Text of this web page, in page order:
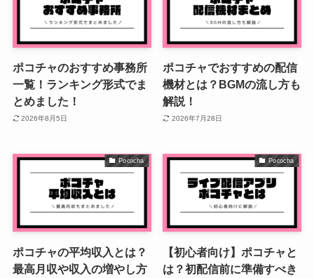
ポコチャのおすすめ事務所
一覧！ランキング形式でま
とめました！
2026年8月5日
ポコチャでおすすめの配信
機材とは？BGMの流し方も
解説！
2026年7月28日
Pococha
ポコチャの平均収入とは？
最高月収や収入の増やし方
Pococha
【初心者向け】ポコチャと
は？初配信前に準備すべき